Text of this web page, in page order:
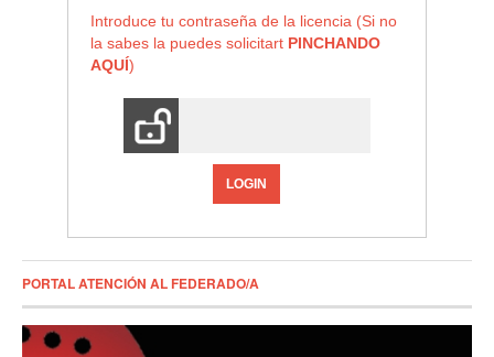
Introduce tu contraseña de la licencia (Si no
la sabes la puedes solicitart PINCHANDO
AQUÍ)
LOGIN
PORTAL ATENCIÓN AL FEDERADO/A